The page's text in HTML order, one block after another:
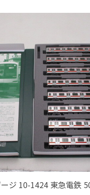
ジ 10-1424 東急電鉄